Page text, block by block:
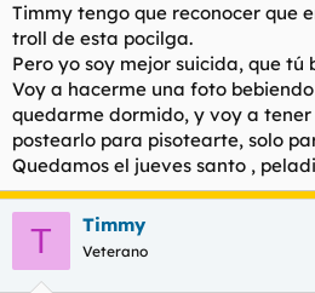
Timmy tengo que reconocer que
troll de esta pocilga.
Pero yo soy mejor suicida, que tú
Voy a hacerme una foto
quedarme dormido, y voy a tener
postearlo para pisotearte, solo
Quedamos el jueves santo ,
T Timmy
Veterano